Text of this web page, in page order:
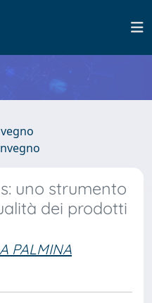
uno strumento
dei prodotti
PALMINA